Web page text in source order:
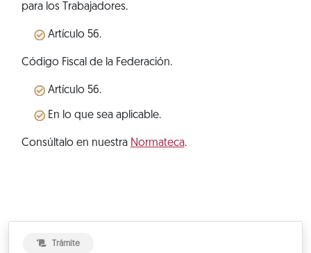
para los Trabajadores.
Artículo 56.
Código Fiscal de la Federación.
Artículo 56.
En lo que sea aplicable.
Consúltalo en nuestra Normateca.
Trámite